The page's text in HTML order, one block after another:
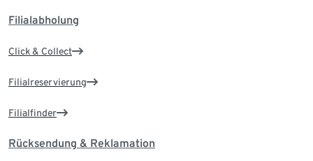
Filialabholung
Click & Collect
Filialreservierung
Filialfinder
Rücksendung & Reklamation